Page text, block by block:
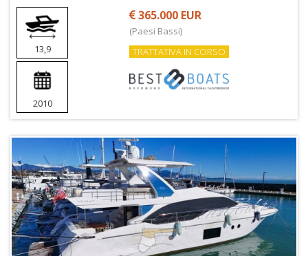
13,9
2010
365.000 EUR
(Paesi Bassi)
TRATTATIVA IN CORSO